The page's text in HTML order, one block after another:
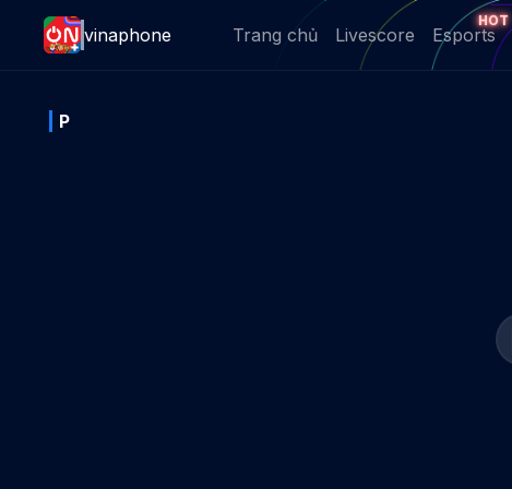
vinaphone Trang chủ Livescore Esports
HOT
P